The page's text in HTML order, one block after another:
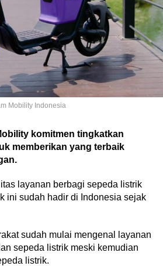
Mobility Indonesia
komitmen tingkatkan
memberikan yang terbaik
layanan berbagi sepeda listrik
ini sudah hadir di Indonesia sejak
sudah mulai mengenal layanan
sepeda listrik meski kemudian
listrik.